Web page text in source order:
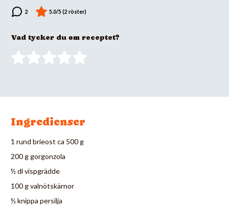
Vad tycker du om receptet?
Ingredienser
1 rund brieost ca 500 g
200 g gorgonzola
½ dl vispgrädde
100 g valnötskärnor
½ knippa persilja